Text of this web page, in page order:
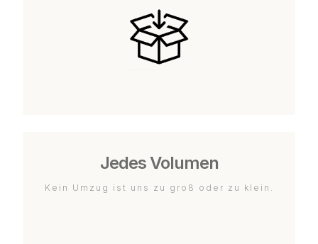
Jedes Volumen
Kein Umzug ist uns zu groß oder zu klein.